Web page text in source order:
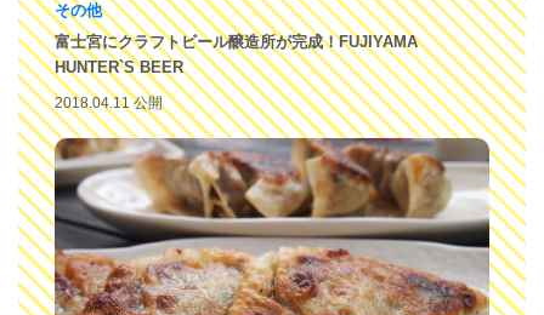
その他
富士宮にクラフトビール醸造所が完成！FUJIYAMA
HUNTER`S BEER
2018.04.11 公開